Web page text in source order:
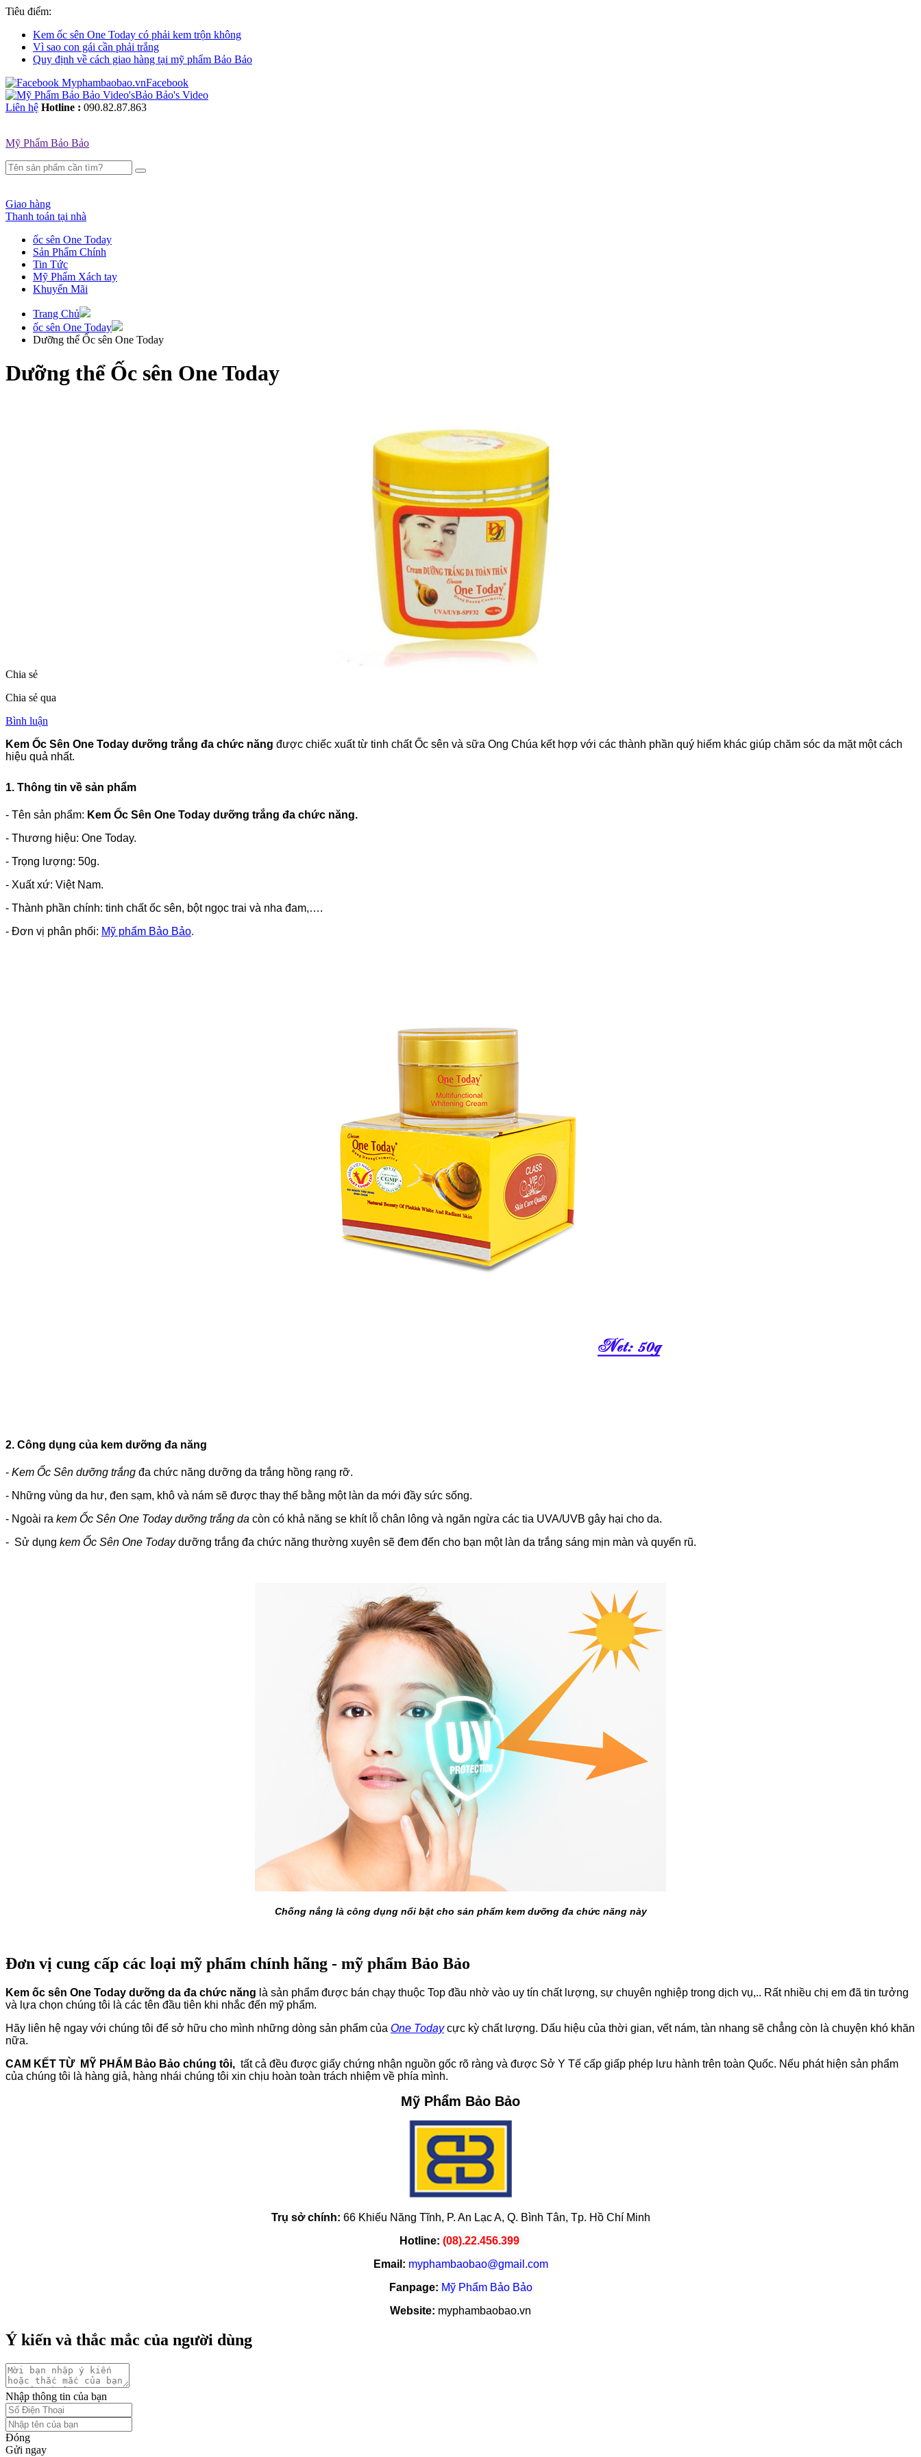
Tiêu điểm:
Kem ốc sên One Today có phải kem trộn không
Vì sao con gái cần phải trắng
Quy định về cách giao hàng tại mỹ phẩm Bảo Bảo
Facebook
Bảo Bảo's Video
Liên hệ Hotline : 090.82.87.863
Mỹ Phẩm Bảo Bảo
Giao hàng
Thanh toán tại nhà
ốc sên One Today
Sản Phẩm Chính
Tin Tức
Mỹ Phẩm Xách tay
Khuyến Mãi
Trang Chủ
ốc sên One Today
Dưỡng thể Ốc sên One Today
Dưỡng thể Ốc sên One Today
Chia sẻ
Chia sẻ qua
Bình luận
Kem Ốc Sên One Today dưỡng trắng đa chức năng được chiếc xuất từ tinh chất Ốc sên và sữa Ong Chúa kết hợp với các thành phần quý hiếm khác giúp chăm sóc da mặt một cách
hiệu quả nhất.
1. Thông tin về sản phẩm
- Tên sản phẩm: Kem Ốc Sên One Today dưỡng trắng đa chức năng.
- Thương hiệu: One Today.
- Trọng lượng: 50g.
- Xuất xứ: Việt Nam.
- Thành phần chính: tinh chất ốc sên, bột ngọc trai và nha đam,….
- Đơn vị phân phối: Mỹ phẩm Bảo Bảo.
2. Công dụng của kem dưỡng đa năng
- Kem Ốc Sên dưỡng trắng đa chức năng dưỡng da trắng hồng rạng rỡ.
- Những vùng da hư, đen sạm, khô và nám sẽ được thay thế bằng một làn da mới đầy sức sống.
- Ngoài ra kem Ốc Sên One Today dưỡng trắng da còn có khả năng se khít lỗ chân lông và ngăn ngừa các tia UVA/UVB gây hại cho da.
- Sử dụng kem Ốc Sên One Todaydưỡng trắng đa chức năng thường xuyên sẽ đem đến cho bạn một làn da trắng sáng mịn màn và quyến rũ.
Chống nắng là công dụng nổi bật cho sản phẩm kem dưỡng đa chức năng này
Đơn vị cung cấp các loại mỹ phẩm chính hãng - mỹ phẩm Bảo Bảo
Kem ốc sên One Today dưỡng da đa chức năng là sản phẩm được bán chạy thuộc Top đầu nhờ vào uy tín chất lượng, sự chuyên nghiệp trong dịch vụ,.. Rất nhiều chị em đã tin tưởng
và lựa chọn chúng tôi là các tên đầu tiên khi nhắc đến mỹ phẩm.
Hãy liên hệ ngay với chúng tôi để sở hữu cho mình những dòng sản phẩm của One Todaycực kỳ chất lượng. Dấu hiệu của thời gian, vết nám, tàn nhang sẽ chẳng còn là chuyện khó khăn
nữa.
CAM KẾT TỪ MỸ PHẨM Bảo Bảo chúng tôi, tất cả đều được giấy chứng nhận nguồn gốc rõ ràng và được Sở Y Tế cấp giấp phép lưu hành trên toàn Quốc. Nếu phát hiện sản phẩm
của chúng tôi là hàng giả, hàng nhái chúng tôi xin chịu hoàn toàn trách nhiệm về phía mình.
Mỹ Phẩm Bảo Bảo
Trụ sở chính: 66 Khiếu Năng Tĩnh, P. An Lạc A, Q. Bình Tân, Tp. Hồ Chí Minh
Hotline: (08).22.456.399
Email: myphambaobao@gmail.com
Fanpage: Mỹ Phẩm Bảo Bảo
Website: myphambaobao.vn
Ý kiến và thắc mắc của người dùng
Nhập thông tin của bạn
Đóng
Gửi ngay